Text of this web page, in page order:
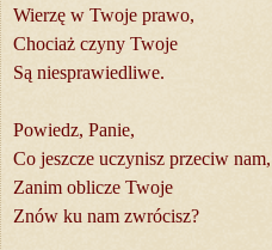
Wierzę w Twoje prawo,
Chociaż czyny Twoje
Są niesprawiedliwe.
Powiedz, Panie,
Co jeszcze uczynisz przeciw nam,
Zanim oblicze Twoje
Znów ku nam zwrócisz?